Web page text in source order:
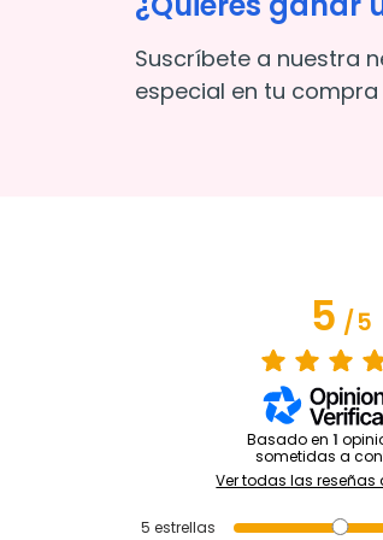
Suscríbete a nuestra
especial en tu
5/5
Basado en 1
sometidas a
Ver todas las reseñas
5 estrellas